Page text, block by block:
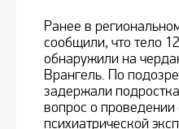
Ранее в
сообщили, что тело
обнаружили на
Врангель. По
задержали
вопрос о
психиатрической